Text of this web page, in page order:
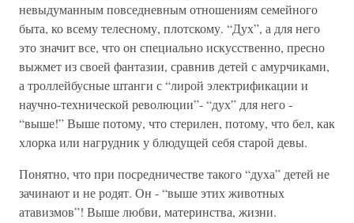
невыдуманным повседневным отношениям семейного
быта, ко всему телесному, плотскому. “Дух”, а для него
это значит все, что он специально искусственно, пресно
выжмет из своей фантазии, сравнив детей с амурчиками,
а троллейбусные штанги с “лирой электрификации и
научно-технической революции”- “дух” для него -
“выше!” Выше потому, что стерилен, потому, что бел, как
хлорка или нагрудник у блюдущей себя старой девы.
Понятно, что при посредничестве такого “духа” детей не
зачинают и не родят. Он - “выше этих животных
атавизмов”! Выше любви, материнства, жизни.